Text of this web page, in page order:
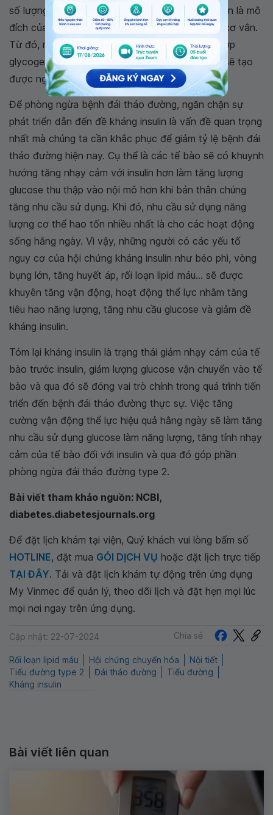
số lượng tế bào beta tụy. Các cơ quan ngoại biên là mô
đích của nhóm thuốc này là mô gan, mô mỡ và cơ vân.
Từ đó, mô gan tăng thu thập glucose để tổng hợp
glycogen, mô mỡ tăng tạo lipid và cơ vân cũng sẽ tạo
được nguồn năng lượng dự trữ.
Để phòng ngừa bệnh đái tháo đường, ngăn chặn sự
phát triển dẫn đến đề kháng insulin là vấn đề quan trọng
nhất mà chúng ta cần khắc phục để giảm tỷ lệ bệnh đái
tháo đường hiện nay. Cụ thể là các tế bào sẽ có khuynh
hướng tăng nhạy cảm với insulin hơn làm tăng lượng
glucose thu thập vào nội mô hơn khi bản thân chúng
tăng nhu cầu sử dụng. Khi đó, nhu cầu sử dụng năng
lượng cơ thể hao tốn nhiều nhất là cho các hoạt động
sống hằng ngày. Vì vậy, những người có các yếu tố
nguy cơ của hội chứng kháng insulin như béo phì, vòng
bụng lớn, tăng huyết áp, rối loạn lipid máu... sẽ được
khuyên tăng vận động, hoạt động thể lực nhằm tăng
tiêu hao năng lượng, tăng nhu cầu glucose và giảm đề
kháng insulin.
Tóm lại kháng insulin là trạng thái giảm nhạy cảm của tế
bào trước insulin, giảm lượng glucose vận chuyển vào tế
bào và qua đó sẽ đóng vai trò chính trong quá trình tiến
triển đến bệnh đái tháo đường thực sự. Việc tăng
cường vận động thể lực hiệu quả hằng ngày sẽ làm tăng
nhu cầu sử dụng glucose làm năng lượng, tăng tính nhạy
cảm của tế bào đối với insulin và qua đó góp phần
phòng ngừa đái tháo đường type 2.
Bài viết tham khảo nguồn: NCBI,
diabetes.diabetesjournals.org
Để đặt lịch khám tại viện, Quý khách vui lòng bấm số
HOTLINE, đặt mua GÓI DỊCH VỤ hoặc đặt lịch trực tiếp
TẠI ĐÂY. Tải và đặt lịch khám tự động trên ứng dụng
My Vinmec để quản lý, theo dõi lịch và đặt hẹn mọi lúc
mọi nơi ngay trên ứng dụng.
Cập nhật: 22-07-2024 Chia sẻ
Rối loạn lipid máu Hội chứng chuyển hóa
Nội tiết
Tiểu đường type 2
Đái tháo đường
Tiểu đường
Kháng insulin
Bài viết liên quan